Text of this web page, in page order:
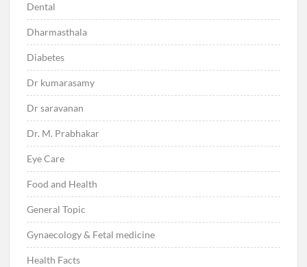
Dental
Dharmasthala
Diabetes
Dr kumarasamy
Dr saravanan
Dr. M. Prabhakar
Eye Care
Food and Health
General Topic
Gynaecology & Fetal medicine
Health Facts